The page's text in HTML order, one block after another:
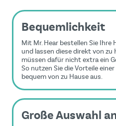
Bequemlichkeit
Mit Mr. Hear bestellen Sie Ihre
und lassen diese direkt von zu
müssen dafür nicht extra ein
So nutzen Sie die Vorteile
bequem von zu Hause aus.
Große Auswahl